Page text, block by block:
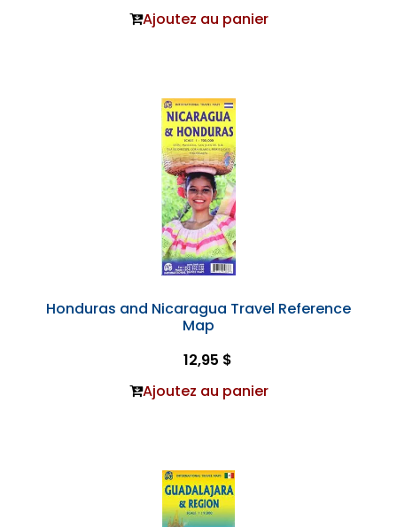
Ajoutez au panier
Honduras and Nicaragua Travel Reference
Map
12,95 $
Ajoutez au panier